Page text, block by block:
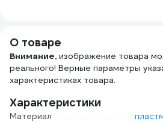
О товаре
Внимание, изображение товара
реального! Верные параметры
характеристиках товара.
Характеристики
Материал